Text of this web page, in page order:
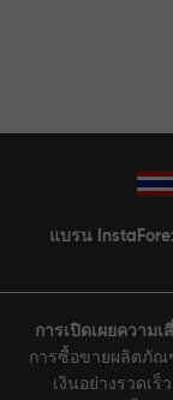
แบรน
การเปิดเผยความเ
การซื้อขายผลิตภัณ
เงินอย่างรวดเร็